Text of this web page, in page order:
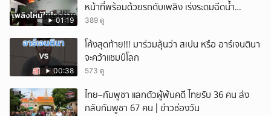
01:19
หน้าที่พร้อมด้วยรถดับเพลิง เร่งระดมฉีดน้ำ
จ.นนทบุรี
389 ดู
00:38
โค้งสุดท้าย!!! มาร่วมลุ้นว่า สเปน หรือ อาร์เจนตินา
จะคว้าแชมป์โลก
573 ดู
ไทย–กัมพูชา แลกตัวผู้พ้นคดี ไทยรับ 36 คน ส่ง
กลับกัมพูชา 67 คน | ข่าวช่องวัน